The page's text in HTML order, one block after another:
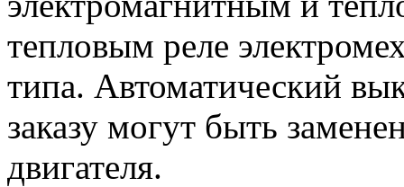
тепловым реле
типа. Автоматический
заказу могут быть
двигателя.